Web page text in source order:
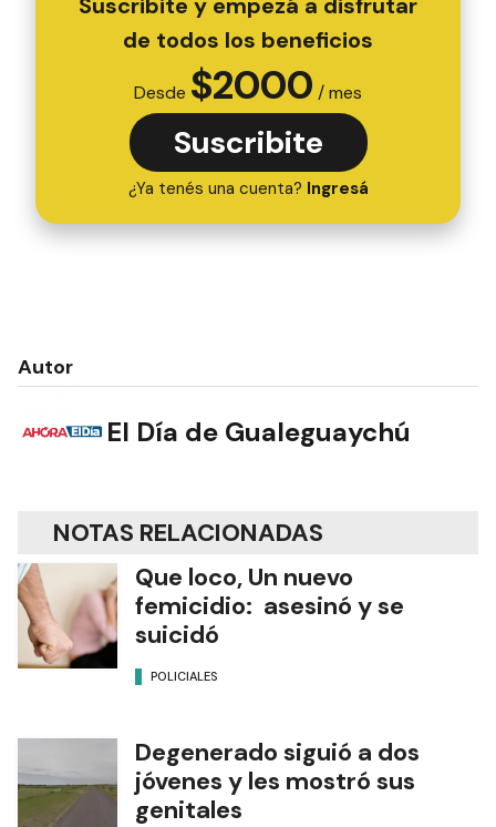
de todos los beneficios
Desde $2000 / mes
Suscribite
¿Ya tenés una cuenta? Ingresá
Autor
El Día de Gualeguaychú
NOTAS RELACIONADAS
Que loco, Un nuevo
femicidio: asesinó y se
suicidó
POLICIALES
Degenerado siguió a dos
jóvenes y les mostró sus
genitales